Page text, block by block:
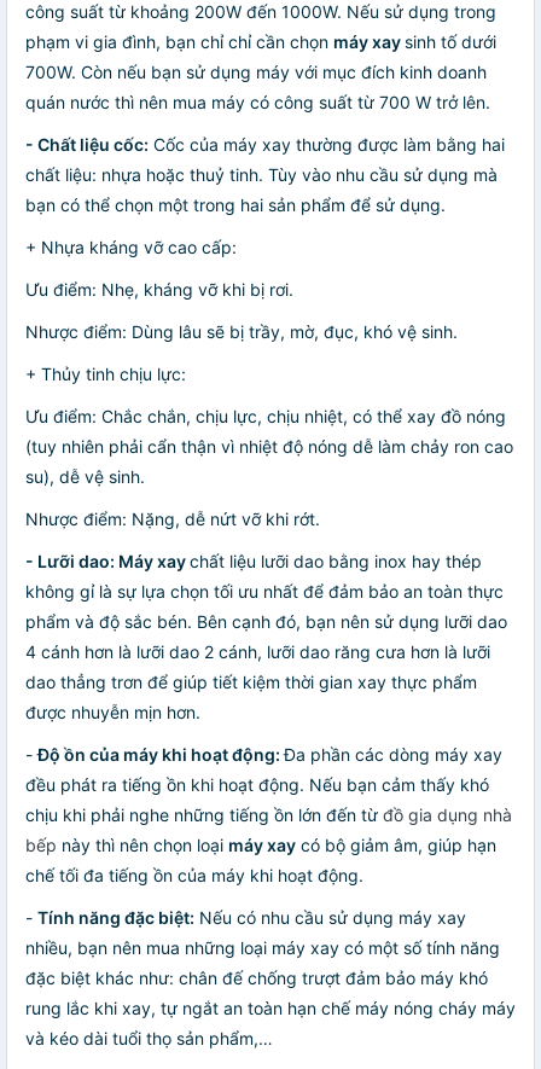
công suất từ khoảng 200W đến 1000W. Nếu sử dụng trong
phạm vi gia đình, bạn chỉ chỉ cần chọn máy xaysinh tố dưới
700W. Còn nếu bạn sử dụng máy với mục đích kinh doanh
quán nước thì nên mua máy có công suất từ 700 W trở lên.
- Chất liệu cốc: Cốc của máy xay thường được làm bằng hai
chất liệu: nhựa hoặc thuỷ tinh. Tùy vào nhu cầu sử dụng mà
bạn có thể chọn một trong hai sản phẩm để sử dụng.
+ Nhựa kháng vỡ cao cấp:
Ưu điểm: Nhẹ, kháng vỡ khi bị rơi.
Nhược điểm: Dùng lâu sẽ bị trầy, mờ, đục, khó vệ sinh.
+ Thủy tinh chịu lực:
Ưu điểm: Chắc chắn, chịu lực, chịu nhiệt, có thể xay đồ nóng
(tuy nhiên phải cẩn thận vì nhiệt độ nóng dễ làm chảy ron cao
su), dễ vệ sinh.
Nhược điểm: Nặng, dễ nứt vỡ khi rớt.
- Lưỡi dao: Máy xaychất liệu lưỡi dao bằng inox hay thép
không gỉ là sự lựa chọn tối ưu nhất để đảm bảo an toàn thực
phẩm và độ sắc bén. Bên cạnh đó, bạn nên sử dụng lưỡi dao
4 cánh hơn là lưỡi dao 2 cánh, lưỡi dao răng cưa hơn là lưỡi
dao thẳng trơn để giúp tiết kiệm thời gian xay thực phẩm
được nhuyễn mịn hơn.
-Độ ồn của máy khi hoạt động:Đa phần các dòng máy xay
đều phát ra tiếng ồn khi hoạt động. Nếu bạn cảm thấy khó
chịu khi phải nghe những tiếng ồn lớn đến từ đồ gia dụng nhà
bếp này thì nên chọn loại máy xay có bộ giảm âm, giúp hạn
chế tối đa tiếng ồn của máy khi hoạt động.
- Tính năng đặc biệt: Nếu có nhu cầu sử dụng máy xay
nhiều, bạn nên mua những loại máy xay có một số tính năng
đặc biệt khác như: chân đế chống trượt đảm bảo máy khó
rung lắc khi xay, tự ngắt an toàn hạn chế máy nóng cháy máy
và kéo dài tuổi thọ sản phẩm,…